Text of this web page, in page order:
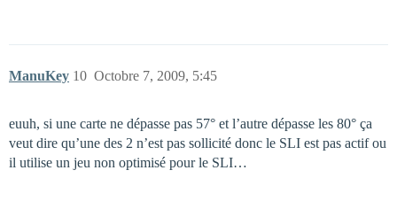
ManuKey Octobre 7, 2009, 5:45
10
euuh, si une carte ne dépasse pas 57° et l’autre dépasse les 80° ça
veut dire qu’une des 2 n’est pas sollicité donc le SLI est pas actif ou
il utilise un jeu non optimisé pour le SLI…